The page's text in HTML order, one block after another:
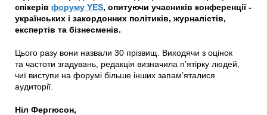
спікерів форуму YES, опитуючи учасників конференції -
українських і закордонних політиків, журналістів,
експертів та бізнесменів.
Цього разу вони назвали 30 прізвищ. Виходячи з оцінок
та частоти згадувань, редакція визначила п’ятірку людей,
чиї виступи на форумі більше інших запам’яталися
аудиторії.
Ніл Фергюсон,